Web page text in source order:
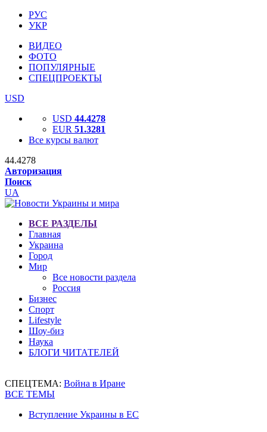
РУС
УКР
ВИДЕО
ФОТО
ПОПУЛЯРНЫЕ
СПЕЦПРОЕКТЫ
USD
USD 44.4278
EUR 51.3281
Все курсы валют
44.4278
Авторизация
Поиск
UA
ВСЕ РАЗДЕЛЫ
Главная
Украина
Город
Мир
Все новости раздела
Россия
Бизнес
Спорт
Lifestyle
Шоу-биз
Наука
БЛОГИ ЧИТАТЕЛЕЙ
СПЕЦТЕМА: Война в Иране
ВСЕ ТЕМЫ
Вступление Украины в ЕС